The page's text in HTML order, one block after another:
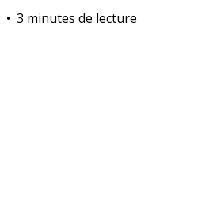
• 3 minutes de lecture